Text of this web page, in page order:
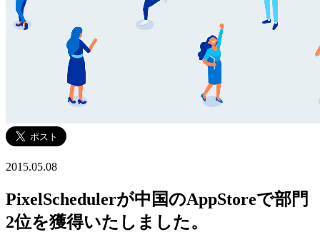
2015.05.08
PixelSchedulerが中国のAppStoreで部門
2位を獲得いたしました。